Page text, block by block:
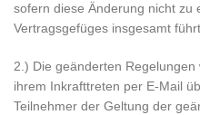
sofern diese Änderung nicht zu
Vertragsgefüges insgesamt führt.
2.) Die geänderten
ihrem Inkrafttreten per E-Mail
Teilnehmer der Geltung der